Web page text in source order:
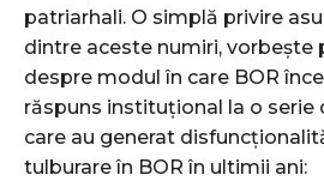
patriarhali. O simplă privire
dintre aceste numiri, vorbește
despre modul în care BOR
răspuns instituțional la o serie
care au generat
tulburare în BOR în ultimii ani: